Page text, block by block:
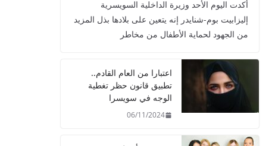
أكدت اليوم الأحد وزيرة الداخلية السويسرية
إليزابيت بوم-شنايدر إنه يتعين على بلادها بذل المزيد
من الجهود لحماية الأطفال من مخاطر
اعتبارا من العام القادم..
تطبيق قانون حظر تغطية
الوجه في سويسرا
06/11/2024